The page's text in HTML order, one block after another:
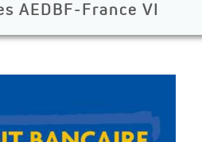
AEDBF-France VI